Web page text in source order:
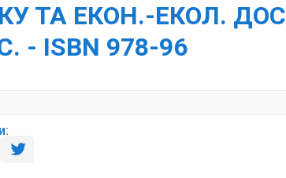
ТА ЕКОН.-ЕКОЛ.
- ISBN 978-96